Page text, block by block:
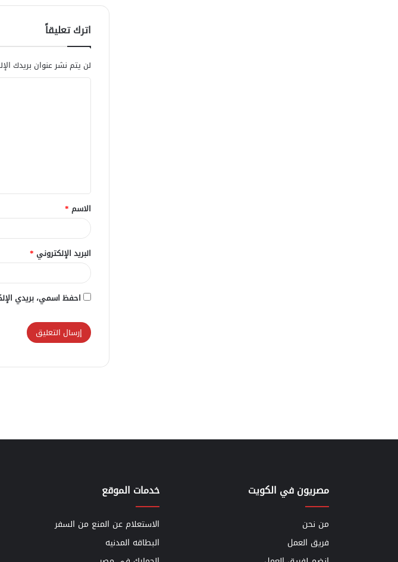
اترك تعليقاً
لن يتم نشر عنوان بريدك
ق
*
الاسم *
البريد الإلكتروني *
احفظ اسمي، بريدي
مصريون في الكويت
من نحن
فريق العمل
خدمات الموقع
الاستعلام عن المنع من السفر
البطاقه المدنيه